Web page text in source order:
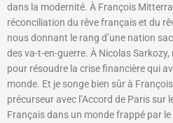
dans la modernité. À François
réconciliation du rêve français et du
nous donnant le rang d’une nation
des va-t-en-guerre. À Nicolas
pour résoudre la crise financière qui
monde. Et je songe bien sûr à
précurseur avec l’Accord de Paris sur
Français dans un monde frappé par